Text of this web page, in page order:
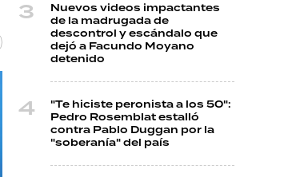
Nuevos videos impactantes
de la madrugada de
descontrol y escándalo que
dejó a Facundo Moyano
detenido
"Te hiciste peronista a los 50":
Pedro Rosemblat estalló
contra Pablo Duggan por la
"soberanía" del país